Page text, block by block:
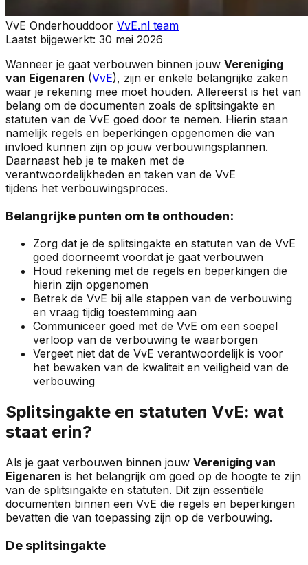
VvE Onderhouddoor VvE.nl team
Laatst bijgewerkt: 30 mei 2026
Wanneer je gaat verbouwen binnen jouw Vereniging
van Eigenaren (VvE), zijn er enkele belangrijke zaken
waar je rekening mee moet houden. Allereerst is het van
belang om de documenten zoals de splitsingakte en
statuten van de VvE goed door te nemen. Hierin staan
namelijk regels en beperkingen opgenomen die van
invloed kunnen zijn op jouw verbouwingsplannen.
Daarnaast heb je te maken met de
verantwoordelijkheden en taken van de VvE
tijdens het verbouwingsproces.
Belangrijke punten om te onthouden:
Zorg dat je de splitsingakte en statuten van de VvE
goed doorneemt voordat je gaat verbouwen
Houd rekening met de regels en beperkingen die
hierin zijn opgenomen
Betrek de VvE bij alle stappen van de verbouwing
en vraag tijdig toestemming aan
Communiceer goed met de VvE om een soepel
verloop van de verbouwing te waarborgen
Vergeet niet dat de VvE verantwoordelijk is voor
het bewaken van de kwaliteit en veiligheid van de
verbouwing
Splitsingakte en statuten VvE: wat
staat erin?
Als je gaat verbouwen binnen jouw Vereniging van
Eigenaren is het belangrijk om goed op de hoogte te zijn
van de splitsingakte en statuten. Dit zijn essentiële
documenten binnen een VvE die regels en beperkingen
bevatten die van toepassing zijn op de verbouwing.
De splitsingakte